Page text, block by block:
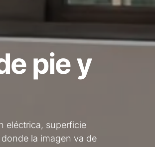
pie y
eléctrica, superficie
la imagen va de